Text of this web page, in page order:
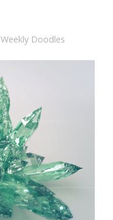
Weekly Doodles